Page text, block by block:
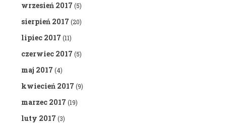
wrzesień 2017 (5)
sierpień 2017 (20)
lipiec 2017 (11)
czerwiec 2017 (5)
maj 2017 (4)
kwiecień 2017 (9)
marzec 2017 (19)
luty 2017 (3)